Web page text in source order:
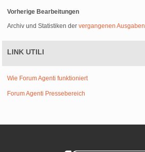
Vorherige Bearbeitungen
Archiv und Statistiken dervergangenen Ausgaben
LINK UTILI
Wie Forum Agenti funktioniert
Forum Agenti Pressebereich